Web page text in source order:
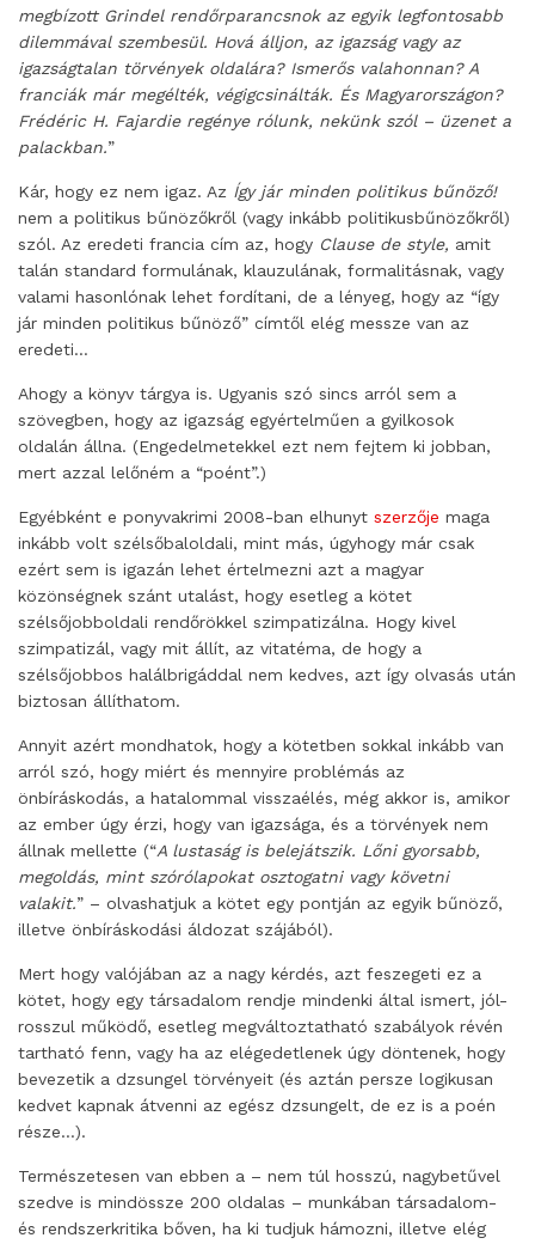
megbízott Grindel rendőrparancsnok az egyik legfontosabb
dilemmával szembesül. Hová álljon, az igazság vagy az
igazságtalan törvények oldalára? Ismerős valahonnan? A
franciák már megélték, végigcsinálták. És Magyarországon?
Frédéric H. Fajardie regénye rólunk, nekünk szól – üzenet a
palackban.”
Kár, hogy ez nem igaz. Az Így jár minden politikus bűnöző!
nem a politikus bűnözőkről (vagy inkább politikusbűnözőkről)
szól. Az eredeti francia cím az, hogy Clause de style, amit
talán standard formulának, klauzulának, formalitásnak, vagy
valami hasonlónak lehet fordítani, de a lényeg, hogy az “így
jár minden politikus bűnöző” címtől elég messze van az
eredeti…
Ahogy a könyv tárgya is. Ugyanis szó sincs arról sem a
szövegben, hogy az igazság egyértelműen a gyilkosok
oldalán állna. (Engedelmetekkel ezt nem fejtem ki jobban,
mert azzal lelőném a “poént”.)
Egyébként e ponyvakrimi 2008-ban elhunyt szerzője maga
inkább volt szélsőbaloldali, mint más, úgyhogy már csak
ezért sem is igazán lehet értelmezni azt a magyar
közönségnek szánt utalást, hogy esetleg a kötet
szélsőjobboldali rendőrökkel szimpatizálna. Hogy kivel
szimpatizál, vagy mit állít, az vitatéma, de hogy a
szélsőjobbos halálbrigáddal nem kedves, azt így olvasás után
biztosan állíthatom.
Annyit azért mondhatok, hogy a kötetben sokkal inkább van
arról szó, hogy miért és mennyire problémás az
önbíráskodás, a hatalommal visszaélés, még akkor is, amikor
az ember úgy érzi, hogy van igazsága, és a törvények nem
állnak mellette (“A lustaság is belejátszik. Lőni gyorsabb,
megoldás, mint szórólapokat osztogatni vagy követni
valakit.” – olvashatjuk a kötet egy pontján az egyik bűnöző,
illetve önbíráskodási áldozat szájából).
Mert hogy valójában az a nagy kérdés, azt feszegeti ez a
kötet, hogy egy társadalom rendje mindenki által ismert, jól-
rosszul működő, esetleg megváltoztatható szabályok révén
tartható fenn, vagy ha az elégedetlenek úgy döntenek, hogy
bevezetik a dzsungel törvényeit (és aztán persze logikusan
kedvet kapnak átvenni az egész dzsungelt, de ez is a poén
része…).
Természetesen van ebben a – nem túl hosszú, nagybetűvel
szedve is mindössze 200 oldalas – munkában társadalom-
és rendszerkritika bőven, ha ki tudjuk hámozni, illetve elég